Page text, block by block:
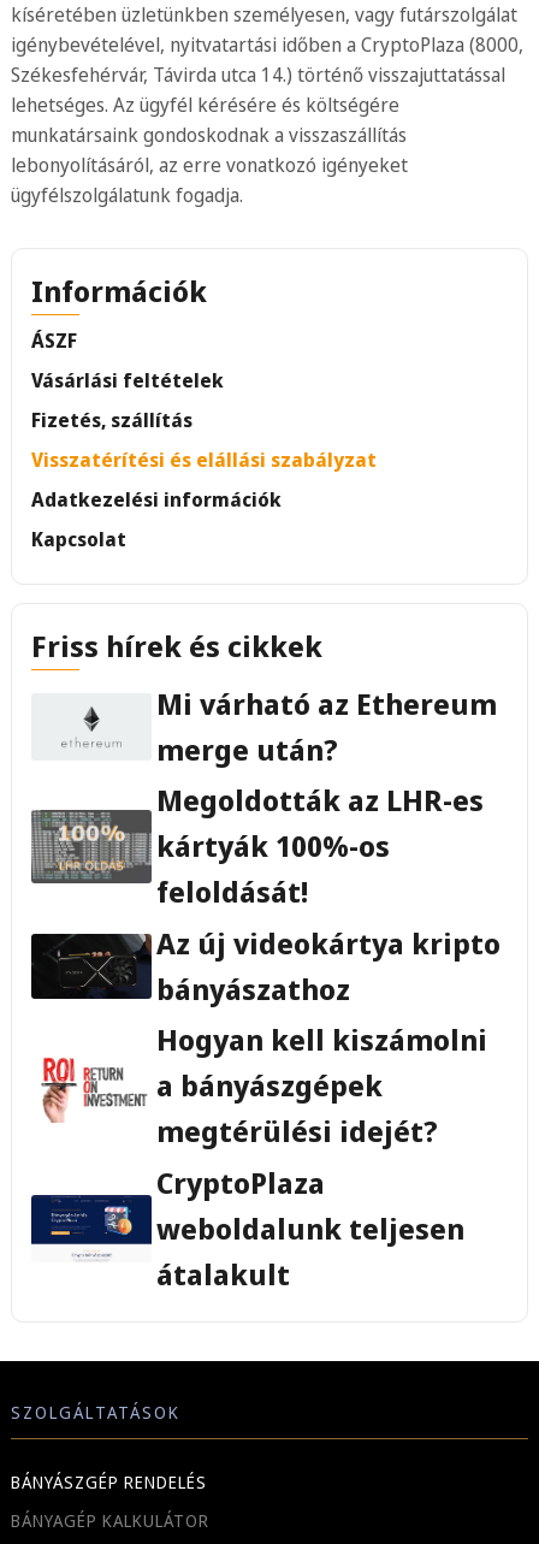
kíséretében üzletünkben személyesen, vagy futárszolgálat
igénybevételével, nyitvatartási időben a CryptoPlaza (8000,
Székesfehérvár, Távirda utca 14.) történő visszajuttatással
lehetséges. Az ügyfél kérésére és költségére
munkatársaink gondoskodnak a visszaszállítás
lebonyolításáról, az erre vonatkozó igényeket
ügyfélszolgálatunk fogadja.
Információk
ÁSZF
Vásárlási feltételek
Fizetés, szállítás
Visszatérítési és elállási szabályzat
Adatkezelési információk
Kapcsolat
Friss hírek és cikkek
Mi várható az Ethereum
merge után?
Megoldották az LHR-es
kártyák 100%-os
feloldását!
Az új videokártya kripto
bányászathoz
Hogyan kell kiszámolni
a bányászgépek
megtérülési idejét?
CryptoPlaza
weboldalunk teljesen
átalakult
SZOLGÁLTATÁSOK
BÁNYÁSZGÉP RENDELÉS
BÁNYAGÉP KALKULÁTOR